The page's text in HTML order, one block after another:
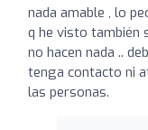
nada amable , lo
q he visto también
no hacen nada ..
tenga contacto ni
las personas.